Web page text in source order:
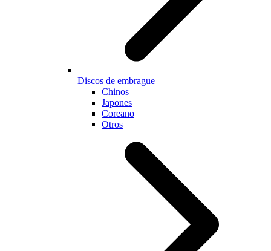
Discos de embrague
Chinos
Japones
Coreano
Otros